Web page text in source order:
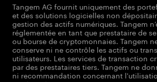
Tangem AG fournit uniquement des
et des solutions logicielles non
gestion des actifs numériques. Tangem
réglementée en tant que prestataire de
ou bourse de cryptomonnaies. Tangem
conserve ni ne contrôle les actifs ou
utilisateurs. Les services de transaction
par des prestataires tiers. Tangem ne
ni recommandation concernant